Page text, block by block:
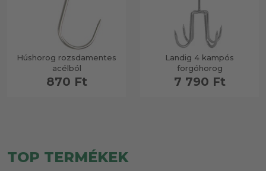
Húshorog rozsdamentes
acélból
870 Ft
Landig 4 kampós
forgóhorog
7 790 Ft
TOP TERMÉKEK